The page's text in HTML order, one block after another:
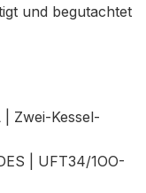
und begutachtet
Zwei-Kessel-
| UFT34/1OO-